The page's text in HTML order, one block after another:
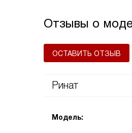
Отзывы о
ОСТАВИТЬ ОТЗЫВ
Ринат
Модель: